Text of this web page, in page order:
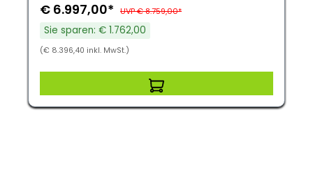
€ 6.997,00* UVP € 8.759,00*
Sie sparen: € 1.762,00
(€ 8.396,40 inkl. MwSt.)